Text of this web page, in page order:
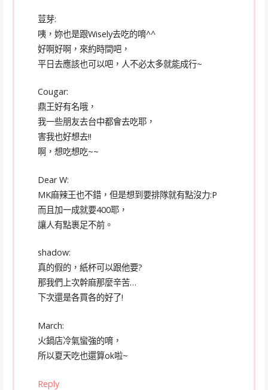
荳芽:
咦，妳也是跟Wisely去吃的唷^^
好啊好啊，來約時間吧，
平日去應該也可以吧，人不必太多就能成行~
Cougar:
鼎王好有名哦，
我一些朋友去台中都會去吃耶，
害我也好想去!!
啊，想吃想吃~~
Dear W:
MK麻辣王也不錯，但是想到要排隊就有點沒力:P
而且加一成就要400耶，
讓人有點裹足不前。
shadow:
真的假的，紙杯可以跟他要?
那我們上次幹麻那麼辛苦…
下次還是各買各的好了!
March:
火鍋店冷氣蠻強的唷，
所以夏天吃也還算ok啦~
Reply